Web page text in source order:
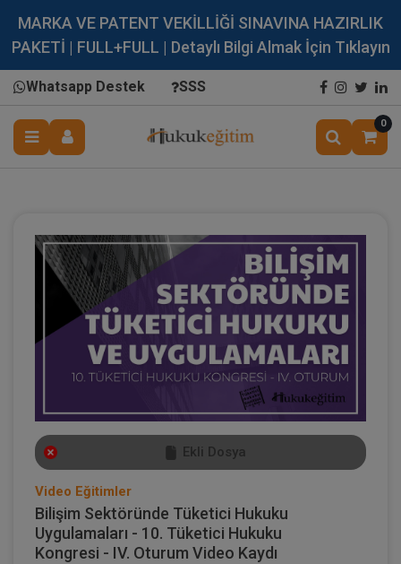
MARKA VE PATENT VEKİLLİĞİ SINAVINA HAZIRLIK
PAKETİ | FULL+FULL | Detaylı Bilgi Almak İçin Tıklayın
Whatsapp Destek SSS
0
Ekli Dosya
Video Eğitimler
Bilişim Sektöründe Tüketici Hukuku
Uygulamaları - 10. Tüketici Hukuku
Kongresi - IV. Oturum Video Kaydı